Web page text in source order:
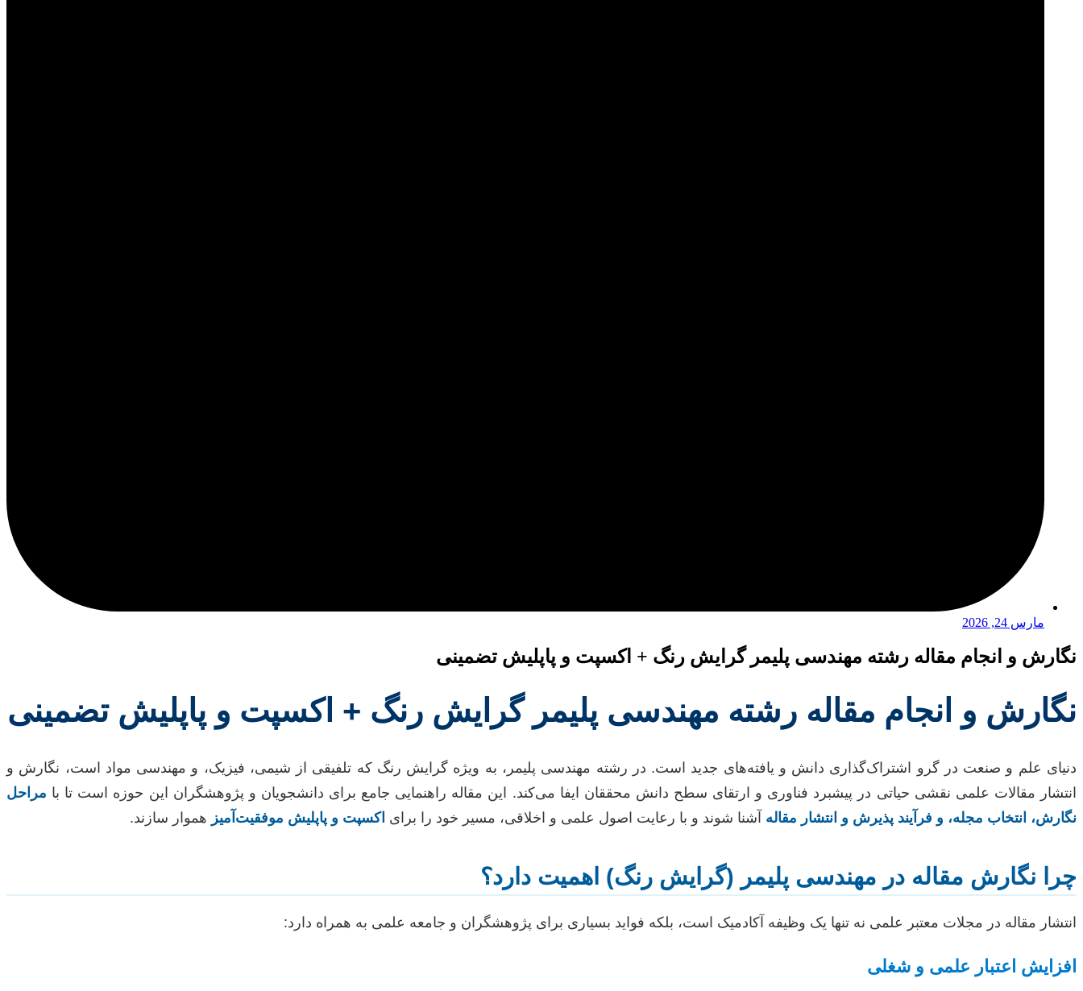
مارس 24, 2026
نگارش و انجام مقاله رشته مهندسی پلیمر گرایش رنگ + اکسپت و پاپلیش تضمینی
نگارش و انجام مقاله رشته مهندسی پلیمر گرایش رنگ + اکسپت و پاپلیش تضمینی
دنیای علم و صنعت در گرو اشتراک‌گذاری دانش و یافته‌های جدید است. در رشته مهندسی پلیمر، به ویژه گرایش رنگ که تلفیقی از شیمی، فیزیک، و مهندسی مواد است، نگارش و
انتشار مقالات علمی نقشی حیاتی در پیشبرد فناوری و ارتقای سطح دانش محققان ایفا می‌کند. این مقاله راهنمایی جامع برای دانشجویان و پژوهشگران این حوزه است تا با مراحل
نگارش، انتخاب مجله، و فرآیند پذیرش و انتشار مقاله آشنا شوند و با رعایت اصول علمی و اخلاقی، مسیر خود را برای اکسپت و پاپلیش موفقیت‌آمیز هموار سازند.
چرا نگارش مقاله در مهندسی پلیمر (گرایش رنگ) اهمیت دارد؟
انتشار مقاله در مجلات معتبر علمی نه تنها یک وظیفه آکادمیک است، بلکه فواید بسیاری برای پژوهشگران و جامعه علمی به همراه دارد:
افزایش اعتبار علمی و شغلی